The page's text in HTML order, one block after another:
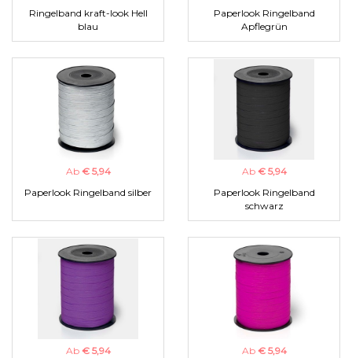
Ringelband kraft-look Hell
blau
Paperlook Ringelband
Apflegrün
Ab € 5,94
Paperlook Ringelband silber
Ab € 5,94
Paperlook Ringelband
schwarz
Ab € 5,94
Ab € 5,94